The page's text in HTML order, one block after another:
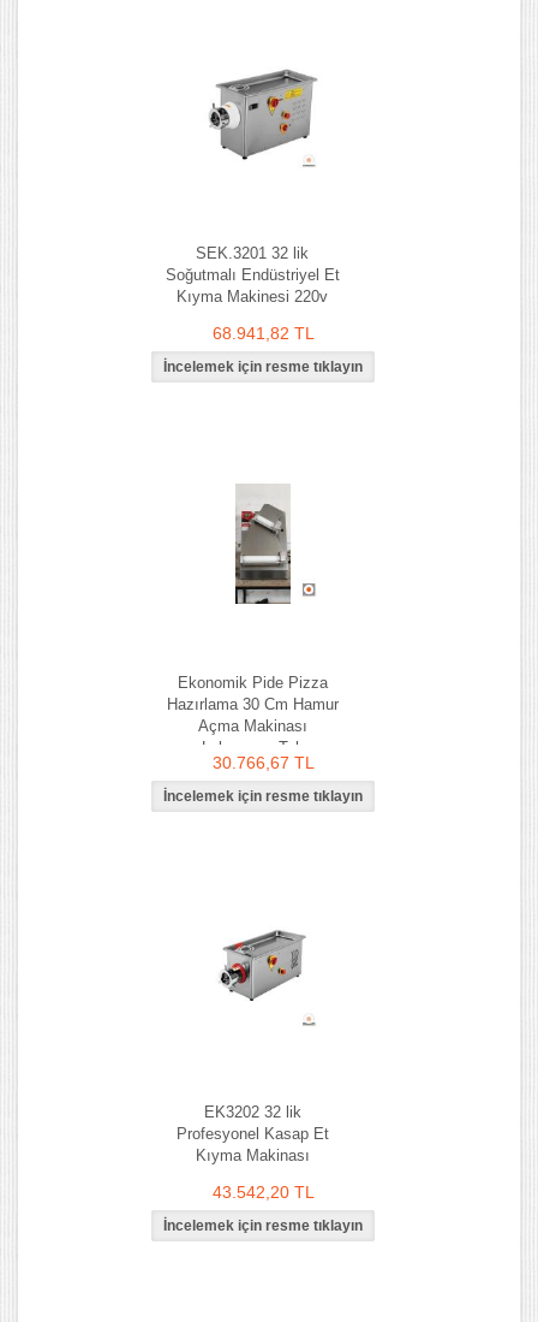
SEK.3201 32 lik
Soğutmalı Endüstriyel Et
Kıyma Makinesi 220v
68.941,82 TL
Ekonomik Pide Pizza
Hazırlama 30 Cm Hamur
Açma Makinası
Lahmacun Tab
30.766,67 TL
EK3202 32 lik
Profesyonel Kasap Et
Kıyma Makinası
43.542,20 TL